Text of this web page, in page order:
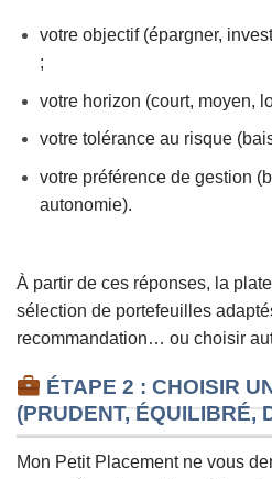
votre objectif (épargner,
;
votre horizon (court, moyen,
votre tolérance au risque
votre préférence de gestion
autonomie).
À partir de ces réponses, la
sélection de portefeuilles
recommandation… ou choisir
ÉTAPE 2 : CHOISIR
(PRUDENT, ÉQUILIBRÉ,
Mon Petit Placement ne vous